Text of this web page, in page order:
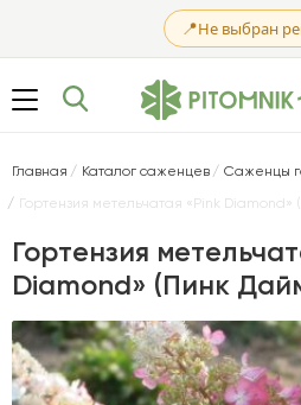
📍Не выбран
Главная Каталог саженцев
Саженцы
Гортензия метельчатая «Pink
Гортензия
Diamond» (Пинк